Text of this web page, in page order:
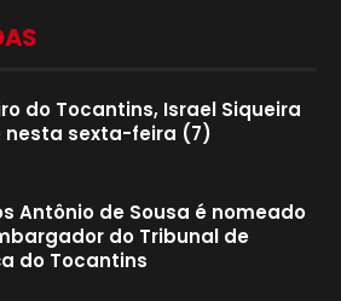
do Tocantins, Israel Siqueira
nesta sexta-feira (7)
Antônio de Sousa é nomeado
do Tribunal de
do Tocantins